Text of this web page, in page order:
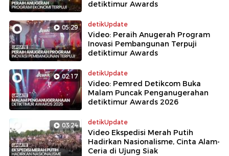
detiktimur Awards
05:29 detikUpdate
Video: Peraih Anugerah Program
Inovasi Pembangunan Terpuji
detiktimur Awards
02:17 detikUpdate
Video: Pemred Detikcom Buka
Malam Puncak Penganugerahan
detiktimur Awards 2026
03:24 detikUpdate
Video Ekspedisi Merah Putih
Hadirkan Nasionalisme, Cinta Alam-
Ceria di Ujung Siak